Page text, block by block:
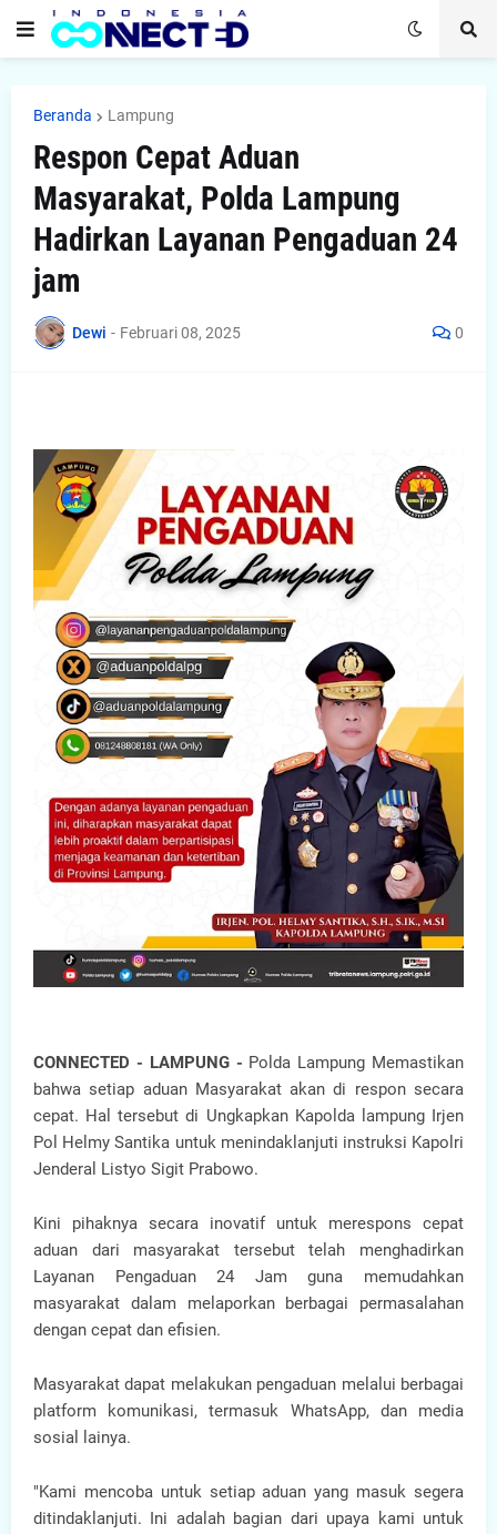
Beranda Lampung
Respon Cepat Aduan
Masyarakat, Polda Lampung
Hadirkan Layanan Pengaduan 24
jam
Dewi - Februari 08, 2025 0
CONNECTED - LAMPUNG - Polda Lampung Memastikan
bahwa setiap aduan Masyarakat akan di respon secara
cepat. Hal tersebut di Ungkapkan Kapolda lampung Irjen
Pol Helmy Santika untuk menindaklanjuti instruksi Kapolri
Jenderal Listyo Sigit Prabowo.
Kini pihaknya secara inovatif untuk merespons cepat
aduan dari masyarakat tersebut telah menghadirkan
Layanan Pengaduan 24 Jam guna memudahkan
masyarakat dalam melaporkan berbagai permasalahan
dengan cepat dan efisien.
Masyarakat dapat melakukan pengaduan melalui berbagai
platform komunikasi, termasuk WhatsApp, dan media
sosial lainya.
"Kami mencoba untuk setiap aduan yang masuk segera
ditindaklanjuti. Ini adalah bagian dari upaya kami untuk